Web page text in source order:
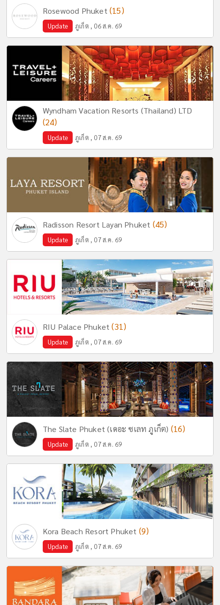
Rosewood Phuket (15)
Update ภูเก็ต , 06 ส.ค. 69
Wyndham Vacation Resorts (Thailand) LTD
(24)
Update ภูเก็ต , 07 ส.ค. 69
Radisson Resort Layan Phuket (45)
Update ภูเก็ต , 07 ส.ค. 69
RIU Palace Phuket(31)
Update ภูเก็ต , 07 ส.ค. 69
The Slate Phuket (เดอะ ซเลท ภูเก็ต) (16)
Update ภูเก็ต , 07 ส.ค. 69
Kora Beach Resort Phuket (9)
Update ภูเก็ต , 07 ส.ค. 69